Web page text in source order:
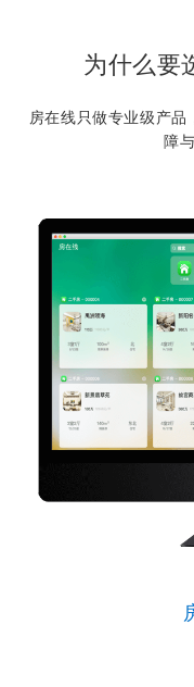
为什么要
房在线只做专业级产
障